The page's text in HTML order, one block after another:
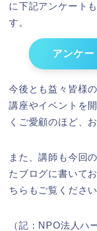
に下記アンケート
す。
アンケー
今後とも益々皆様
講座やイベントを
くご愛顧のほど、
また、講師も今回
たブログに書いて
ちらもご覧ください
（記：NPO法人ハ